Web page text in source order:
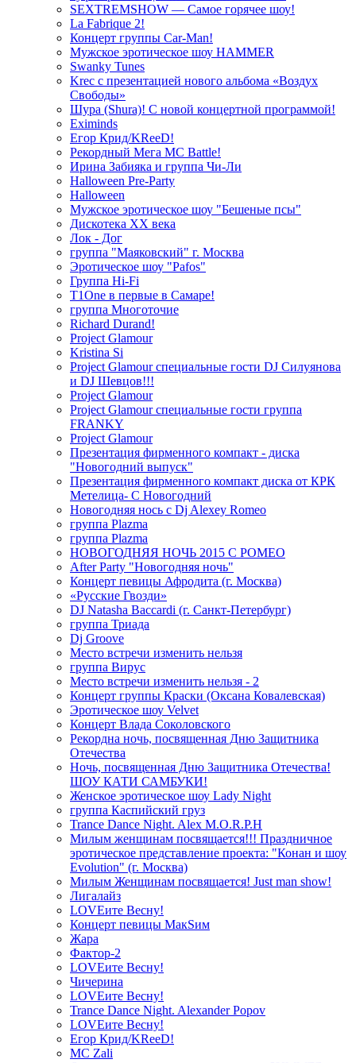
SEXTREMSHOW — Самое горячее шоу!
La Fabrique 2!
Концерт группы Car-Man!
Мужское эротическое шоу HAMMER
Swanky Tunes
Krec с презентацией нового альбома «Воздух
Свободы»
Шура (Shura)! С новой концертной программой!
Eximinds
Егор Крид/KReeD!
Рекордный Мега МС Battle!
Ирина Забияка и группа Чи-Ли
Halloween Pre-Party
Halloween
Мужское эротическое шоу "Бешеные псы"
Дискотека ХХ века
Лок - Дог
группа "Маяковский" г. Москва
Эротическое шоу "Pafos"
Группа Hi-Fi
T1One в первые в Самаре!
группа Многоточие
Richard Durand!
Project Glamour
Kristina Si
Project Glamour специальные гости DJ Силуянова
и DJ Шевцов!!!
Project Glamour
Project Glamour специальные гости группа
FRANKY
Project Glamour
Презентация фирменного компакт - диска
"Новогодний выпуск"
Презентация фирменного компакт диска от КРК
Метелица- С Новогодний
Новогодняя нось с Dj Alexey Romeo
группа Plazma
группа Plazma
НОВОГОДНЯЯ НОЧЬ 2015 C РОМЕО
After Party "Новогодняя ночь"
Концерт певицы Афродита (г. Москва)
«Русские Гвозди»
DJ Natasha Baccardi (г. Санкт-Петербург)
группа Триада
Dj Groove
Место встречи изменить нельзя
группа Вирус
Место встречи изменить нельзя - 2
Концерт группы Краски (Оксана Ковалевская)
Эротическое шоу Velvet
Концерт Влада Соколовского
Рекордна ночь, посвященная Дню Защитника
Отечества
Ночь, посвященная Дню Защитника Отечества!
ШОУ КАТИ САМБУКИ!
Женское эротическое шоу Lady Night
группа Каспийский груз
Trance Dance Night. Alex M.O.R.P.H
Милым женщинам посвящается!!! Праздничное
эротическое представление проекта: "Конан и шоу
Evolution" (г. Москва)
Милым Женщинам посвящается! Just man show!
Лигалайз
LOVEите Весну!
Концерт певицы МакSим
Жара
Фактор-2
LOVEите Весну!
Чичерина
LOVEите Весну!
Trance Dance Night. Alexander Popov
LOVEите Весну!
Егор Крид/KReeD!
MC Zali